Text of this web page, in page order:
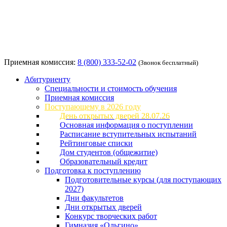
Приемная комиссия: 8 (800) 333-52-02 (Звонок бесплатный)
Абитуриенту
Специальности и стоимость обучения
Приемная комиссия
Поступающему в 2026 году
День открытых дверей 28.07.26
Основная информация о поступлении
Расписание вступительных испытаний
Рейтинговые списки
Дом студентов (общежитие)
Образовательный кредит
Подготовка к поступлению
Подготовительные курсы (для поступающих
2027)
Дни факультетов
Дни открытых дверей
Конкурс творческих работ
Гимназия «Ольгино»